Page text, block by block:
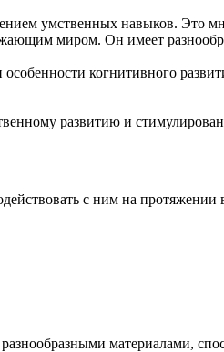
умственных навыков. Это
миром. Он имеет
когнитивного
развитию и
с ним на протяжении
материалами,